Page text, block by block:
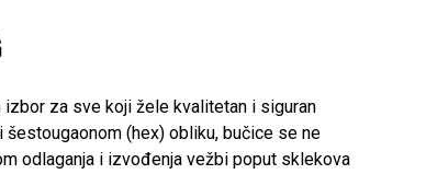
za sve koji žele kvalitetan i siguran
(hex) obliku, bučice se ne
odlaganja i izvođenja vežbi poput sklekova